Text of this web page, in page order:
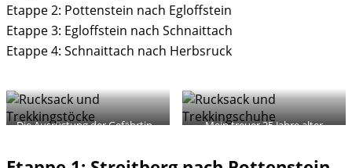
Etappe 2: Pottenstein nach Egloffstein
Etappe 3: Egloffstein nach Schnaittach
Etappe 4: Schnaittach nach Herbsruck
Die Ausrüstung der Gefährtin…
Mein treuer 25 Jahre alter